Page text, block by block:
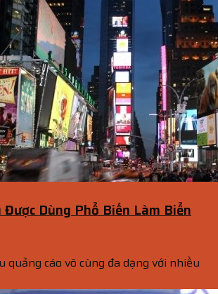
Dùng Phổ Biến Làm Biển
cáo vô cùng đa dạng với nhiều